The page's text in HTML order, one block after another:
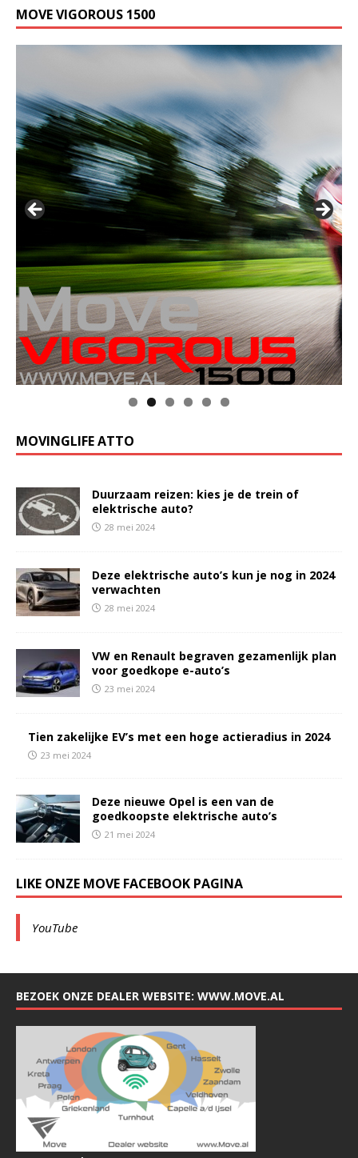
MOVE VIGOROUS 1500
MOVINGLIFE ATTO
Duurzaam reizen: kies je de trein of
elektrische auto?
28 mei 2024
Deze elektrische auto’s kun je nog in 2024
verwachten
28 mei 2024
VW en Renault begraven gezamenlijk plan
voor goedkope e-auto’s
23 mei 2024
Tien zakelijke EV’s met een hoge actieradius in 2024
23 mei 2024
Deze nieuwe Opel is een van de
goedkoopste elektrische auto’s
21 mei 2024
LIKE ONZE MOVE FACEBOOK PAGINA
YouTube
BEZOEK ONZE DEALER WEBSITE: WWW.MOVE.AL